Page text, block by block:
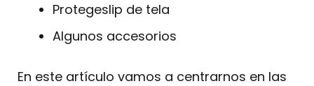
Protegeslip de tela
Algunos accesorios
En este artículo vamos a centrarnos en las